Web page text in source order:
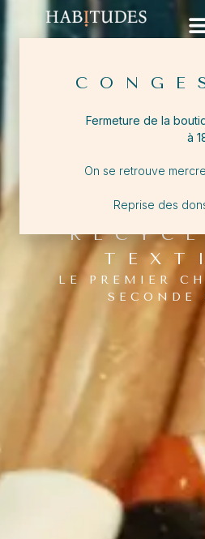
LE PREMIER
SECONDE
Fermeture de la
à
On se retrouve
Reprise des